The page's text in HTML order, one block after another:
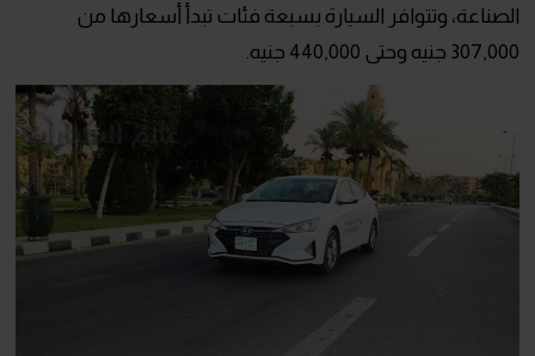
الصناعة، وتتوافر السيارة بسبعة فئات تبدأ أسعارها من
307,000 جنيه وحتى 440,000 جنيه.